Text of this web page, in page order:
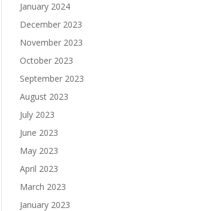
January 2024
December 2023
November 2023
October 2023
September 2023
August 2023
July 2023
June 2023
May 2023
April 2023
March 2023
January 2023